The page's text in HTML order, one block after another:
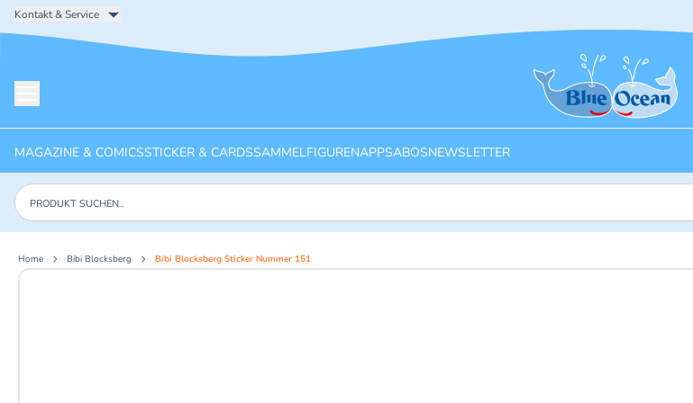
Kontakt & Service
Startseite
MAGAZINE & COMICSSTICKER & CARDSSAMMELFIGURENAPPSABOSNEWSLETTER
Produkte suchen
Home Bibi Blocksberg Bibi Blocksberg Sticker Nummer 151